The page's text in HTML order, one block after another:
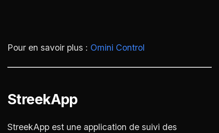
Pour en savoir plus : Omini Control
StreekApp
StreekApp est une application de suivi des